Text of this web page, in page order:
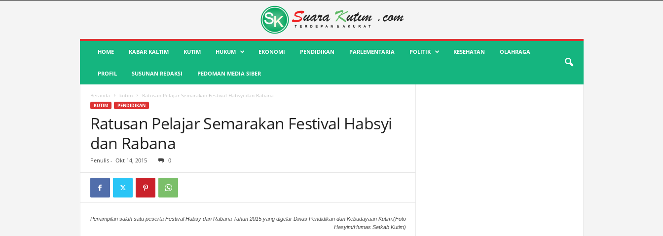
a
HOME KABAR KALTIM KUTIM HUKUM EKONOMI PENDIDIKAN PARLEMENTARIA POLITIK KESEHATAN OLAHRAGA
PROFIL SUSUNAN REDAKSI PEDOMAN MEDIA SIBER
Beranda kutim Ratusan Pelajar Semarakan Festival Habsyi dan Rabana
KUTIM PENDIDIKAN
Ratusan Pelajar Semarakan Festival Habsyi
dan Rabana
Penulis - Okt 14, 2015 0
Penampilan salah satu peserta Festival Habsy dan Rabana Tahun 2015 yang digelar Dinas Pendidikan dan Kebudayaan Kutim.(Foto
Hasyim/Humas Setkab Kutim)